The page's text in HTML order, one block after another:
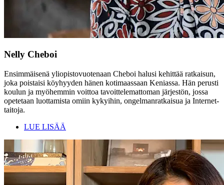
Nelly Cheboi
Ensimmäisenä yliopistovuotenaan Cheboi halusi kehittää ratkaisun,
joka poistaisi köyhyyden hänen kotimaassaan Keniassa. Hän perusti
koulun ja myöhemmin voittoa tavoittelemattoman järjestön, jossa
opetetaan luottamista omiin kykyihin, ongelmanratkaisua ja Internet-
taitoja.
LUE LISÄÄ